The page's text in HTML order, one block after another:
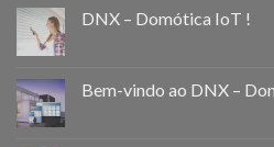
DNX – Domótica IoT !
Bem-vindo ao DNX –